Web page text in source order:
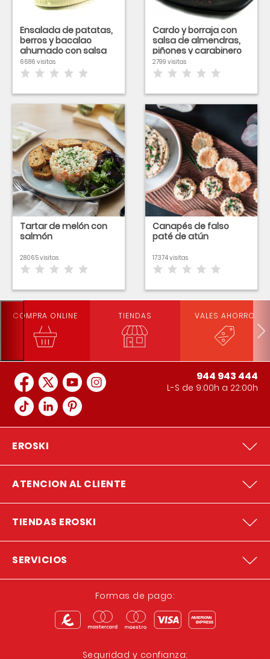
Ensalada de patatas,
berros y bacalao
ahumado con salsa
de Kefir
6686 visitas
Cardo y borraja con
salsa de almendras,
piñones y carabinero
plancha
2799 visitas
Tartar de melón con
salmón
28065 visitas
Canapés de falso
paté de atún
17374 visitas
COMPRA ONLINE TIENDAS VALES AHORRO
944 943 444
L-S de 9:00h a 22:00h
EROSKI
ATENCION AL CLIENTE
TIENDAS EROSKI
SERVICIOS
Formas de pago:
Seguridad y confianza: